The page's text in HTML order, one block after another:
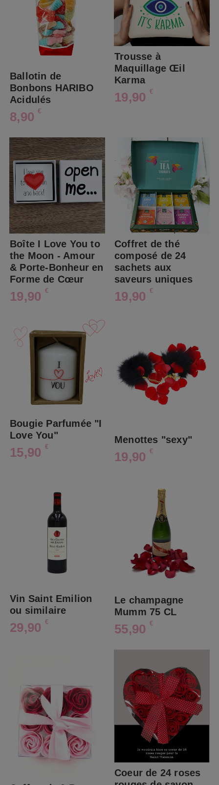
Ballotin de
Bonbons HARIBO
Acidulés
8,90 €
Trousse à
Maquillage Œil
Karma
19,90 €
Boîte I Love You to
the Moon - Amour
& Porte-Bonheur en
Forme de Cœur
19,90 €
Coffret de thé
composé de 24
sachets aux
saveurs uniques
19,90 €
Bougie Parfumée "I
Love You"
15,90 €
Menottes "sexy"
19,90 €
Vin Saint Emilion
ou similaire
29,90 €
Le champagne
Mumm 75 CL
55,90 €
Coeur de 24 roses